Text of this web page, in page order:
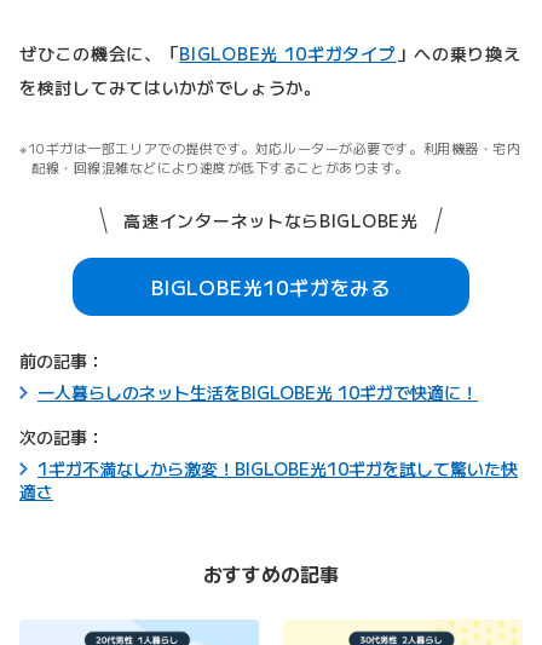
ぜひこの機会に、「BIGLOBE光 10ギガタイプ 」への乗り換え
を検討してみてはいかがでしょうか。
10ギガは一部エリアでの提供です。対応ルーターが必要です。利用機器・宅内
配線・回線混雑などにより速度が低下することがあります。
高速インターネットならBIGLOBE光
BIGLOBE光10ギガをみる
前の記事：
一人暮らしのネット生活をBIGLOBE光 10ギガで快適に！
次の記事：
1ギガ不満なしから激変！BIGLOBE光10ギガを試して驚いた快
適さ
おすすめの記事